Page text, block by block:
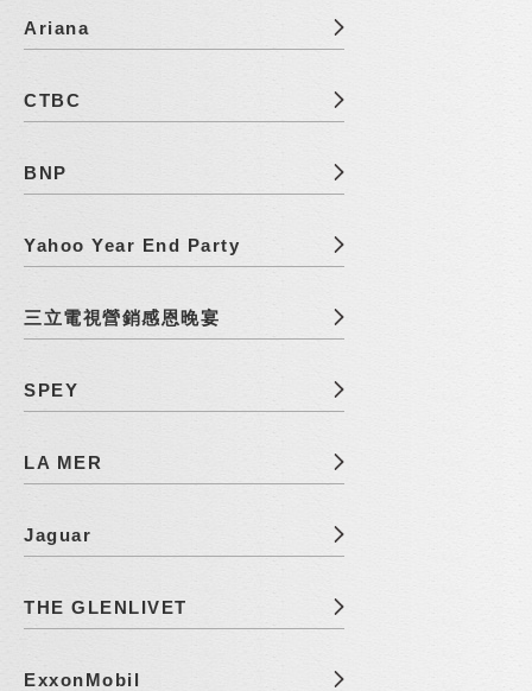
Ariana
CTBC
BNP
Yahoo Year End Party
三立電視營銷感恩晚宴
SPEY
LA MER
Jaguar
THE GLENLIVET
ExxonMobil